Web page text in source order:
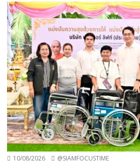
10/08/2026 @SIAMFOCUSTIME